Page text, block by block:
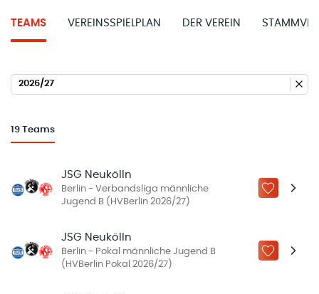
TEAMS VEREINSSPIELPLAN DER VEREIN
2026/27
19 Teams
JSG Neukölln
Berlin - Verbandsliga männliche
Jugend B (HVBerlin 2026/27)
ZU „MEINE
JSG Neukölln
Berlin - Pokal männliche Jugend B
(HVBerlin Pokal 2026/27)
ZU „MEINE